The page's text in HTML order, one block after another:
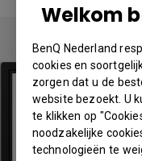
Welkom
BenQ Nederland
cookies en
zorgen dat u de
website bezoekt. U
te klikken op
noodzakelijke
technologieën te